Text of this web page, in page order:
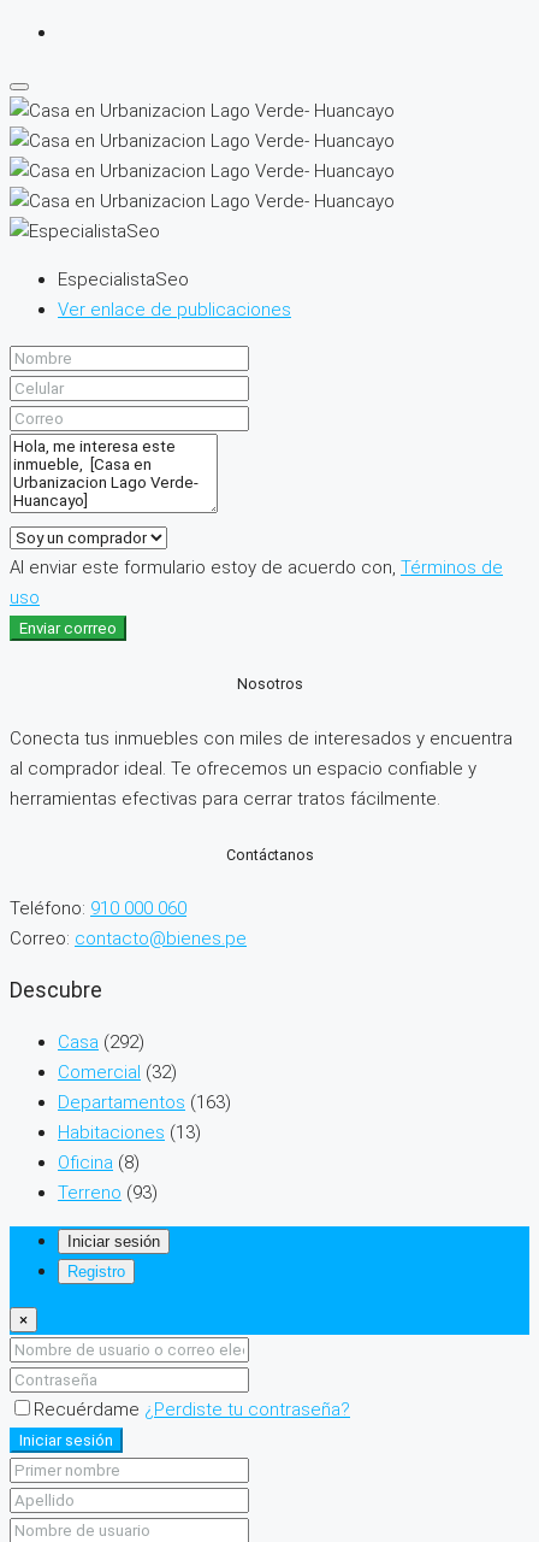
EspecialistaSeo
Ver enlace de publicaciones
Al enviar este formulario estoy de acuerdo con, Términos de
uso
Enviar corrreo
Nosotros
Conecta tus inmuebles con miles de interesados y encuentra
al comprador ideal. Te ofrecemos un espacio confiable y
herramientas efectivas para cerrar tratos fácilmente.
Contáctanos
Teléfono: 910 000 060
Correo: contacto@bienes.pe
Descubre
Casa (292)
Comercial (32)
Departamentos (163)
Habitaciones (13)
Oficina (8)
Terreno (93)
Iniciar sesión
Registro
×
Recuérdame ¿Perdiste tu contraseña?
Iniciar sesión